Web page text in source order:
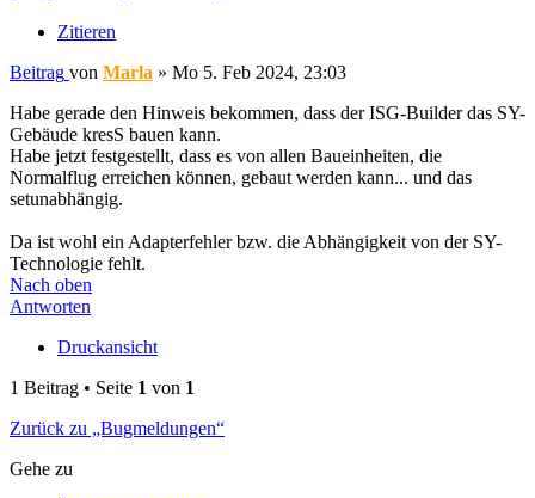
Zitieren
Beitrag von Marla » Mo 5. Feb 2024, 23:03
Habe gerade den Hinweis bekommen, dass der ISG-Builder das SY-
Gebäude kresS bauen kann.
Habe jetzt festgestellt, dass es von allen Baueinheiten, die
Normalflug erreichen können, gebaut werden kann... und das
setunabhängig.
Da ist wohl ein Adapterfehler bzw. die Abhängigkeit von der SY-
Technologie fehlt.
Nach oben
Antworten
Druckansicht
1 Beitrag • Seite 1 von 1
Zurück zu „Bugmeldungen“
Gehe zu